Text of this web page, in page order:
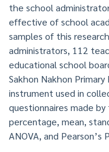
the school
effective of school
samples of this
administrators, 112
educational school
Sakhon Nakhon
instrument used in
questionnaires made
percentage, mean,
ANOVA, and